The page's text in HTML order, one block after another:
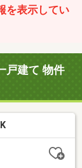
を表示してい
戸建て 物件